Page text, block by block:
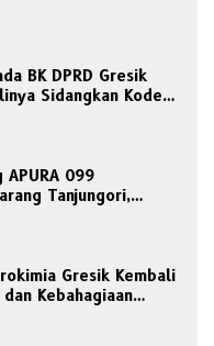
BK DPRD Gresik
Sidangkan Kode
APURA 099
Tanjungori,
Gresik Kembali
Kebahagiaan